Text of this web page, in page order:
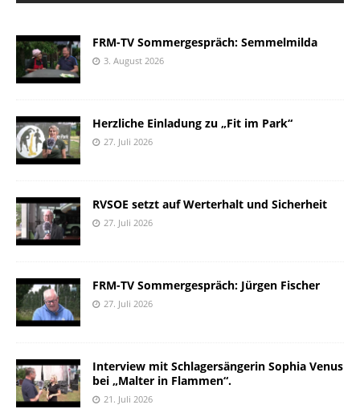
FRM-TV Sommergespräch: Semmelmilda
3. August 2026
Herzliche Einladung zu „Fit im Park“
27. Juli 2026
RVSOE setzt auf Werterhalt und Sicherheit
27. Juli 2026
FRM-TV Sommergespräch: Jürgen Fischer
27. Juli 2026
Interview mit Schlagersängerin Sophia Venus
bei „Malter in Flammen“.
21. Juli 2026